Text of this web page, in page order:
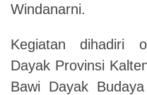
Windanarni.
Kegiatan dihadiri
Dayak Provinsi
Bawi Dayak